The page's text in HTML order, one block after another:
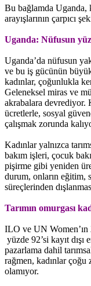
Bu bağlamda Uganda,
arayışlarının çarpıcı
Uganda: Nüfusun
Uganda’da nüfusun
ve bu iş gücünün
kadınlar, çoğunlukla
Geleneksel miras ve
akrabalara devrediyor.
ücretlerle, sosyal
çalışmak zorunda
Kadınlar yalnızca
bakım işleri, çocuk
pişirme gibi yeniden
durum, onların eğitim,
süreçlerinden
Tarımın omurgası
ILO ve UN Women’ın
yüzde 92’si kayıt
pazarlama dahil
rağmen, kadınlar çoğu
olamıyor.